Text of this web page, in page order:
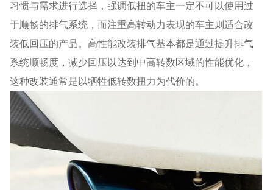
习惯与需求进行选择，强调低扭的车主一定不可以使用过
于顺畅的排气系统，而注重高转动力表现的车主则适合改
装低回压的产品。高性能改装排气基本都是通过提升排气
系统顺畅度，减少回压以达到中高转数区域的性能优化，
这种改装通常是以牺牲低转数扭力为代价的。